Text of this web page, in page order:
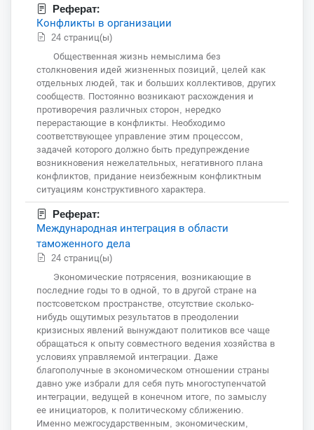
Реферат:
Конфликты в организации
24 страниц(ы)
Общественная жизнь немыслима без
столкновения идей жизненных позиций, целей как
отдельных людей, так и больших коллективов, других
сообществ. Постоянно возникают расхождения и
противоречия различных сторон, нередко
перерастающие в конфликты. Необходимо
соответствующее управление этим процессом,
задачей которого должно быть предупреждение
возникновения нежелательных, негативного плана
конфликтов, придание неизбежным конфликтным
ситуациям конструктивного характера.
Реферат:
Международная интеграция в области
таможенного дела
24 страниц(ы)
Экономические потрясения, возникающие в
последние годы то в одной, то в другой стране на
постсоветском пространстве, отсутствие сколько-
нибудь ощутимых результатов в преодолении
кризисных явлений вынуждают политиков все чаще
обращаться к опыту совместного ведения хозяйства в
условиях управляемой интеграции. Даже
благополучные в экономическом отношении страны
давно уже избрали для себя путь многоступенчатой
интеграции, ведущей в конечном итоге, по замыслу
ее инициаторов, к политическому сближению.
Именно межгосударственным, экономическим,